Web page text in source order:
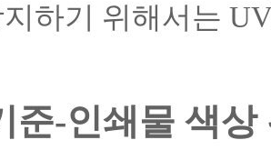
하기 위해서는
준-인쇄물 색상